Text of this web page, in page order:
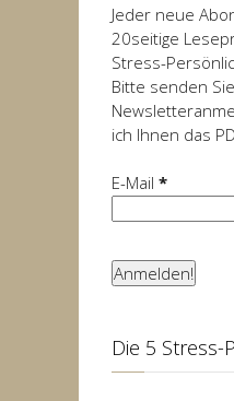
Jeder neue
20seitige
Stress-
Bitte senden
ich Ihnen das
E-Mail *
Die 5